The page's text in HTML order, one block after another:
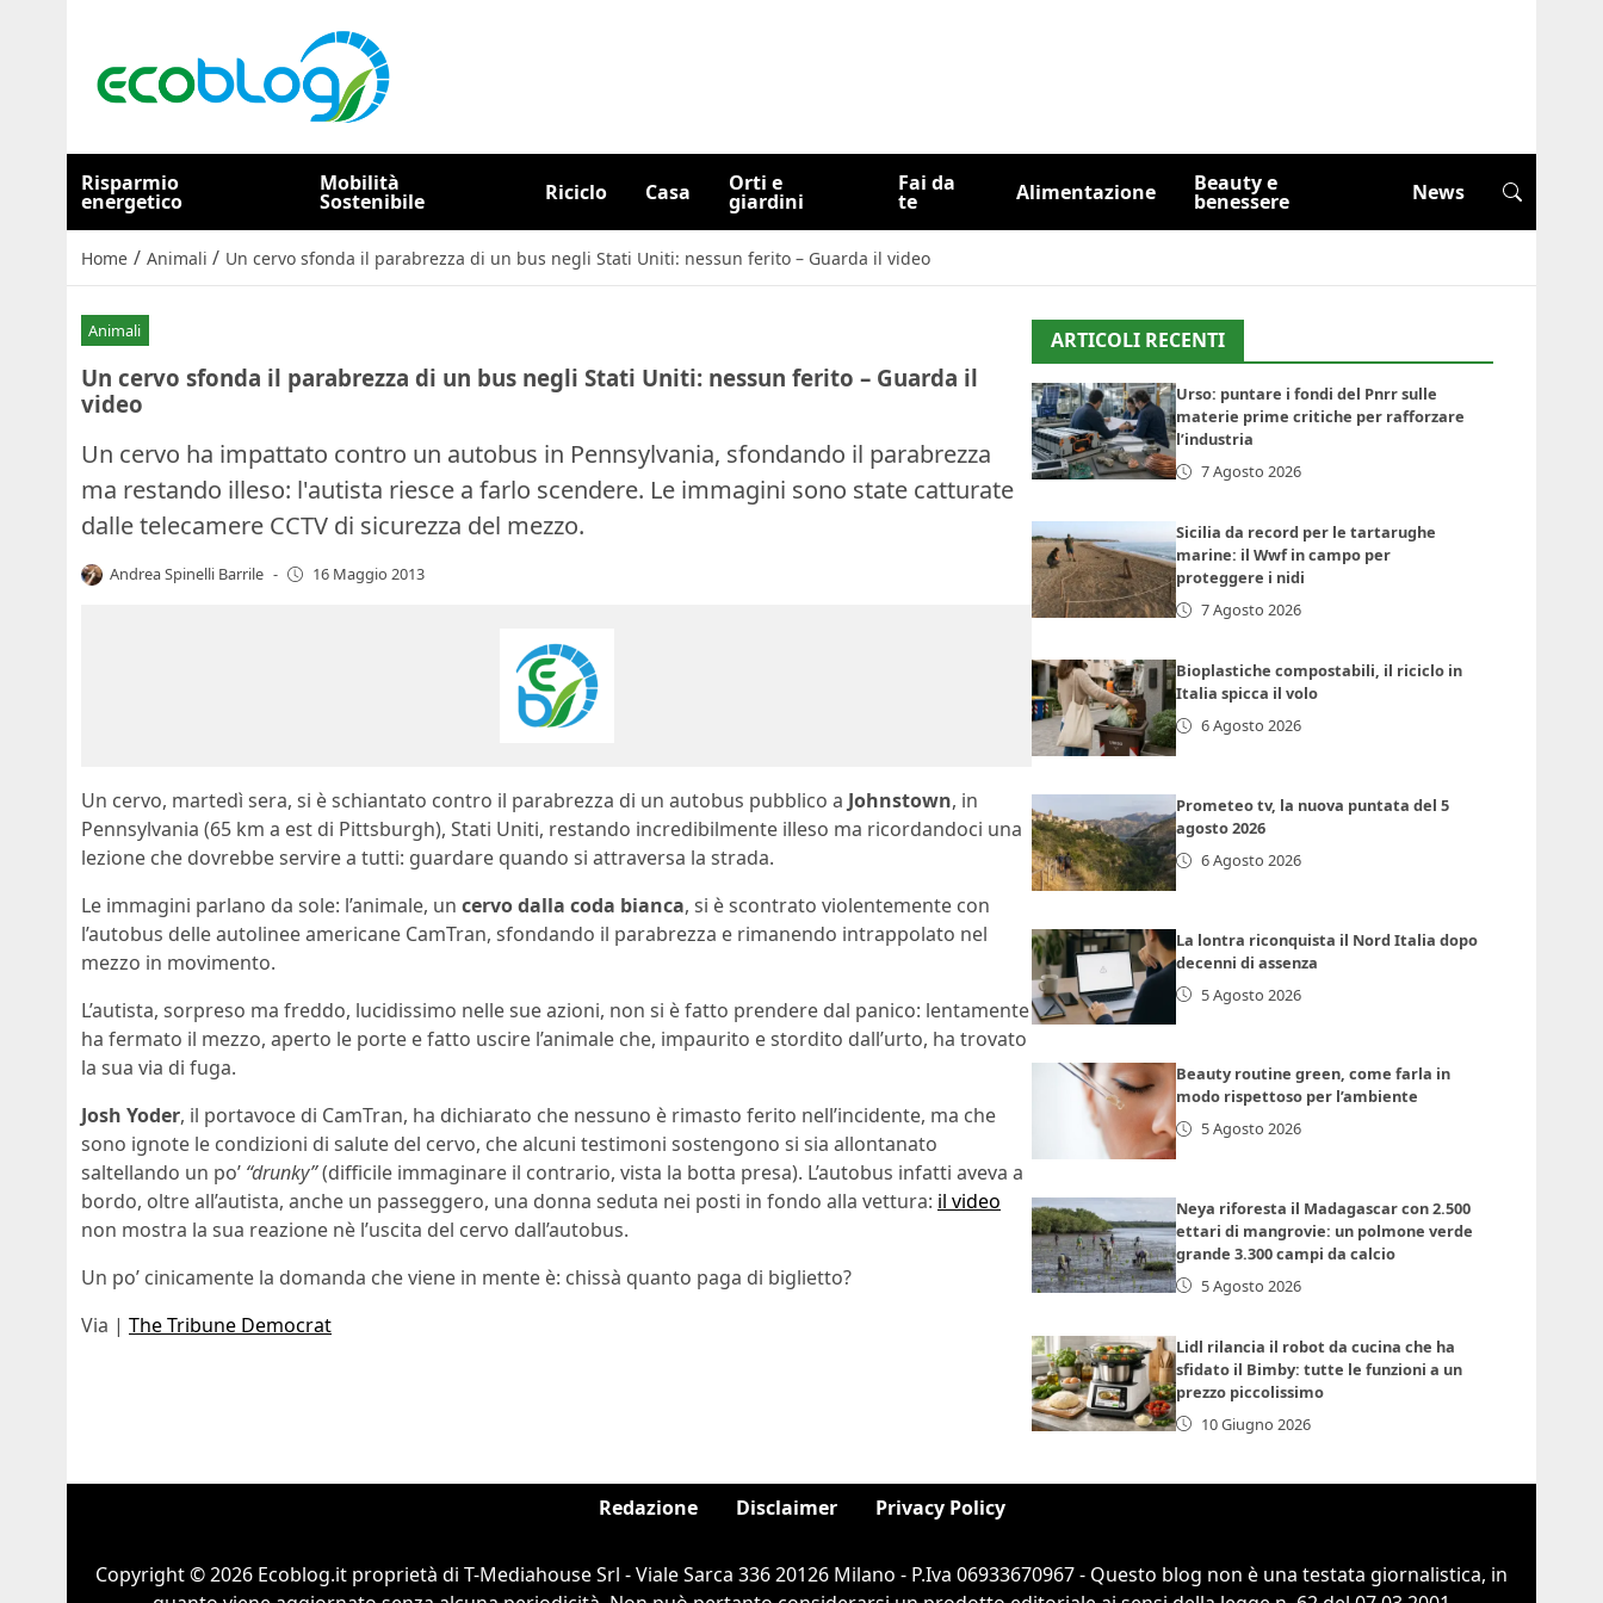
Risparmio
energetico
Mobilità
Sostenibile Riciclo Casa Orti e
giardini
Fai da
te Alimentazione Beauty e
benessere News
Home / Animali / Un cervo sfonda il parabrezza di un bus negli Stati Uniti: nessun ferito – Guarda il video
Animali
Un cervo sfonda il parabrezza di un bus negli Stati Uniti: nessun ferito – Guarda il
video
Un cervo ha impattato contro un autobus in Pennsylvania, sfondando il parabrezza
ma restando illeso: l'autista riesce a farlo scendere. Le immagini sono state catturate
dalle telecamere CCTV di sicurezza del mezzo.
Andrea Spinelli Barrile - 16 Maggio 2013
Un cervo, martedì sera, si è schiantato contro il parabrezza di un autobus pubblico a Johnstown, in
Pennsylvania (65 km a est di Pittsburgh), Stati Uniti, restando incredibilmente illeso ma ricordandoci una
lezione che dovrebbe servire a tutti: guardare quando si attraversa la strada.
Le immagini parlano da sole: l’animale, un cervo dalla coda bianca, si è scontrato violentemente con
l’autobus delle autolinee americane CamTran, sfondando il parabrezza e rimanendo intrappolato nel
mezzo in movimento.
L’autista, sorpreso ma freddo, lucidissimo nelle sue azioni, non si è fatto prendere dal panico: lentamente
ha fermato il mezzo, aperto le porte e fatto uscire l’animale che, impaurito e stordito dall’urto, ha trovato
la sua via di fuga.
Josh Yoder, il portavoce di CamTran, ha dichiarato che nessuno è rimasto ferito nell’incidente, ma che
sono ignote le condizioni di salute del cervo, che alcuni testimoni sostengono si sia allontanato
saltellando un po’ “drunky”(difficile immaginare il contrario, vista la botta presa). L’autobus infatti aveva a
bordo, oltre all’autista, anche un passeggero, una donna seduta nei posti in fondo alla vettura: il video
non mostra la sua reazione nè l’uscita del cervo dall’autobus.
Un po’ cinicamente la domanda che viene in mente è: chissà quanto paga di biglietto?
Via | The Tribune Democrat
ARTICOLI RECENTI
Urso: puntare i fondi del Pnrr sulle
materie prime critiche per rafforzare
l’industria
7 Agosto 2026
Sicilia da record per le tartarughe
marine: il Wwf in campo per
proteggere i nidi
7 Agosto 2026
Bioplastiche compostabili, il riciclo in
Italia spicca il volo
6 Agosto 2026
Prometeo tv, la nuova puntata del 5
agosto 2026
6 Agosto 2026
La lontra riconquista il Nord Italia dopo
decenni di assenza
5 Agosto 2026
Beauty routine green, come farla in
modo rispettoso per l’ambiente
5 Agosto 2026
Neya riforesta il Madagascar con 2.500
ettari di mangrovie: un polmone verde
grande 3.300 campi da calcio
5 Agosto 2026
Lidl rilancia il robot da cucina che ha
sfidato il Bimby: tutte le funzioni a un
prezzo piccolissimo
10 Giugno 2026
Redazione Disclaimer Privacy Policy
Copyright © 2026 Ecoblog.it proprietà di T-Mediahouse Srl - Viale Sarca 336 20126 Milano - P.Iva 06933670967 - Questo blog non è una testata giornalistica, in